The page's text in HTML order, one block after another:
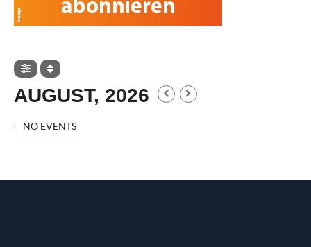
AUGUST, 2026
NO EVENTS